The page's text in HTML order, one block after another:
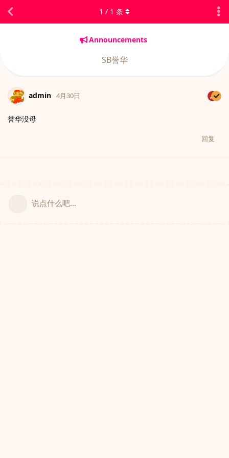
Announcements
SB誉华
1 / 1 条
admin 4月30日
誉华没母
回复
说点什么吧...